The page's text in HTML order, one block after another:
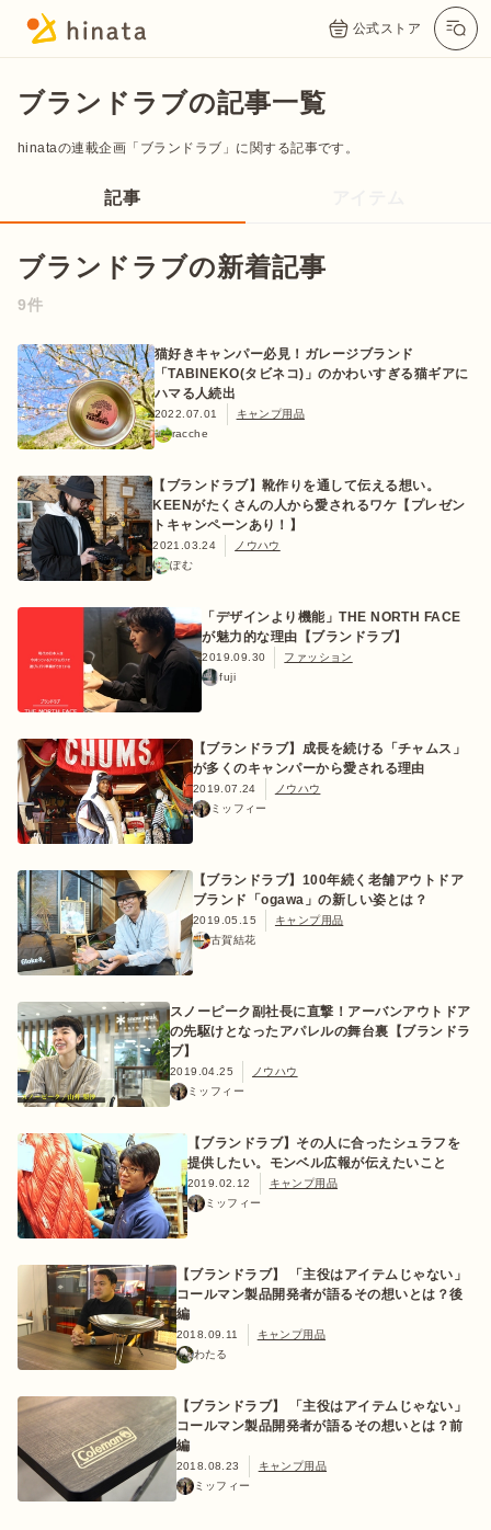
公式ストア
ブランドラブの記事一覧
hinataの連載企画「ブランドラブ」に関する記事です。
記事
ブランドラブの新着記事
9件
猫好きキャンパー必見！ガレージブランド
「TABINEKO(タビネコ)」のかわいすぎる猫ギアに
ハマる人続出
2022.07.01
キャンプ用品
racche
【ブランドラブ】靴作りを通して伝える想い。
KEENがたくさんの人から愛されるワケ【プレゼン
トキャンペーンあり！】
2021.03.24
ノウハウ
ぽむ
「デザインより機能」THE NORTH FACE
が魅力的な理由【ブランドラブ】
2019.09.30
ファッション
fuji
【ブランドラブ】成長を続ける「チャムス」
が多くのキャンパーから愛される理由
2019.07.24
ノウハウ
ミッフィー
【ブランドラブ】100年続く老舗アウトドア
ブランド「ogawa」の新しい姿とは？
2019.05.15
キャンプ用品
古賀結花
スノーピーク副社長に直撃！アーバンアウトドア
の先駆けとなったアパレルの舞台裏【ブランドラ
ブ】
2019.04.25
ノウハウ
ミッフィー
【ブランドラブ】その人に合ったシュラフを
提供したい。モンベル広報が伝えたいこと
2019.02.12
キャンプ用品
ミッフィー
【ブランドラブ】 「主役はアイテムじゃない」
コールマン製品開発者が語るその想いとは？後
編
2018.09.11
キャンプ用品
わたる
【ブランドラブ】 「主役はアイテムじゃない」
コールマン製品開発者が語るその想いとは？前
編
2018.08.23
キャンプ用品
ミッフィー
公式オンラインストア
おすすめ特集
キャンプ用品
キャンプ場
料理
how to
初めての方
ログイン/会員登録
マガジン イベント
キャンプ場
レンタル
オンライン